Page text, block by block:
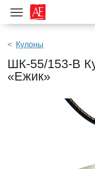
Показать меню
Кулоны
ШК-55/153-B
«Ежик»